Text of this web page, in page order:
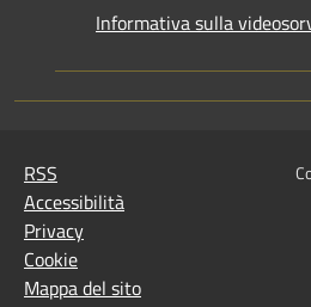
Informativa sulla
RSS
Accessibilità
Privacy
Cookie
Mappa del sito